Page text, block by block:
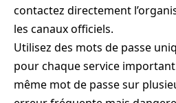
contactez directement
les canaux officiels.
Utilisez des mots de passe
pour chaque service
même mot de passe sur